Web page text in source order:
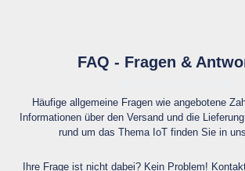
FAQ - Fragen &
Häufige allgemeine Fragen wie angebotene
Informationen über den Versand und die
rund um das Thema IoT finden Sie in
Ihre Frage ist nicht dabei? Kein Problem!